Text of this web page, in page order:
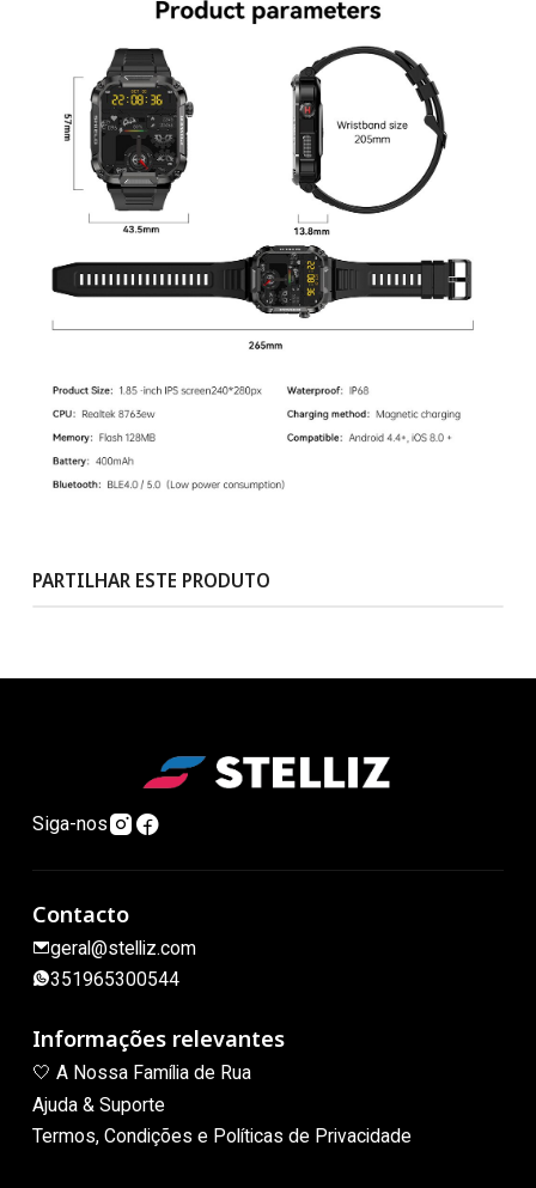
PARTILHAR ESTE PRODUTO
Siga-nos
Contacto
geral@stelliz.com
351965300544
Informações relevantes
🤍 A Nossa Família de Rua
Ajuda & Suporte
Termos, Condições e Políticas de Privacidade